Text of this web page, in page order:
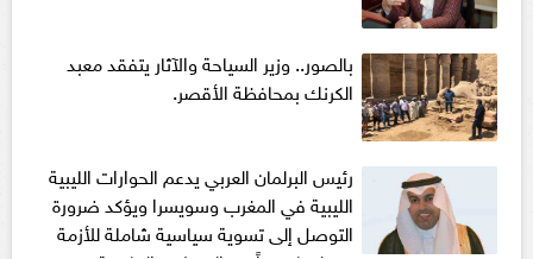
بالصور.. وزير السياحة والآثار يتفقد معبد
الكرنك بمحافظة الأقصر.
رئيس البرلمان العربي يدعم الحوارات الليبية
الليبية في المغرب وسويسرا ويؤكد ضرورة
التوصل إلى تسوية سياسية شاملة للأزمة